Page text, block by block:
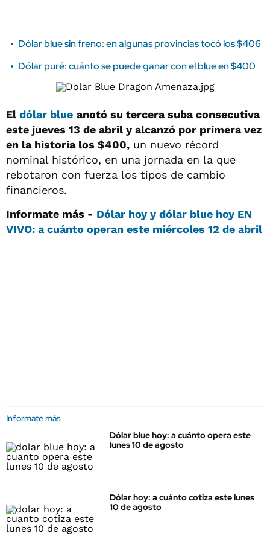
Dólar blue sin freno: en algunas provincias tocó los $406
Dólar puré: cuánto se puede ganar con el blue en $400
El dólar blue anotó su tercera suba consecutiva
este jueves 13 de abril y alcanzó por primera vez
en la historia los $400, un nuevo récord
nominal histórico, en una jornada en la que
rebotaron con fuerza los tipos de cambio
financieros.
Informate más - Dólar hoy y dólar blue hoy EN
VIVO: a cuánto operan este miércoles 12 de abril
Informate más
Dólar blue hoy: a cuánto opera este
lunes 10 de agosto
Dólar hoy: a cuánto cotiza este lunes
10 de agosto